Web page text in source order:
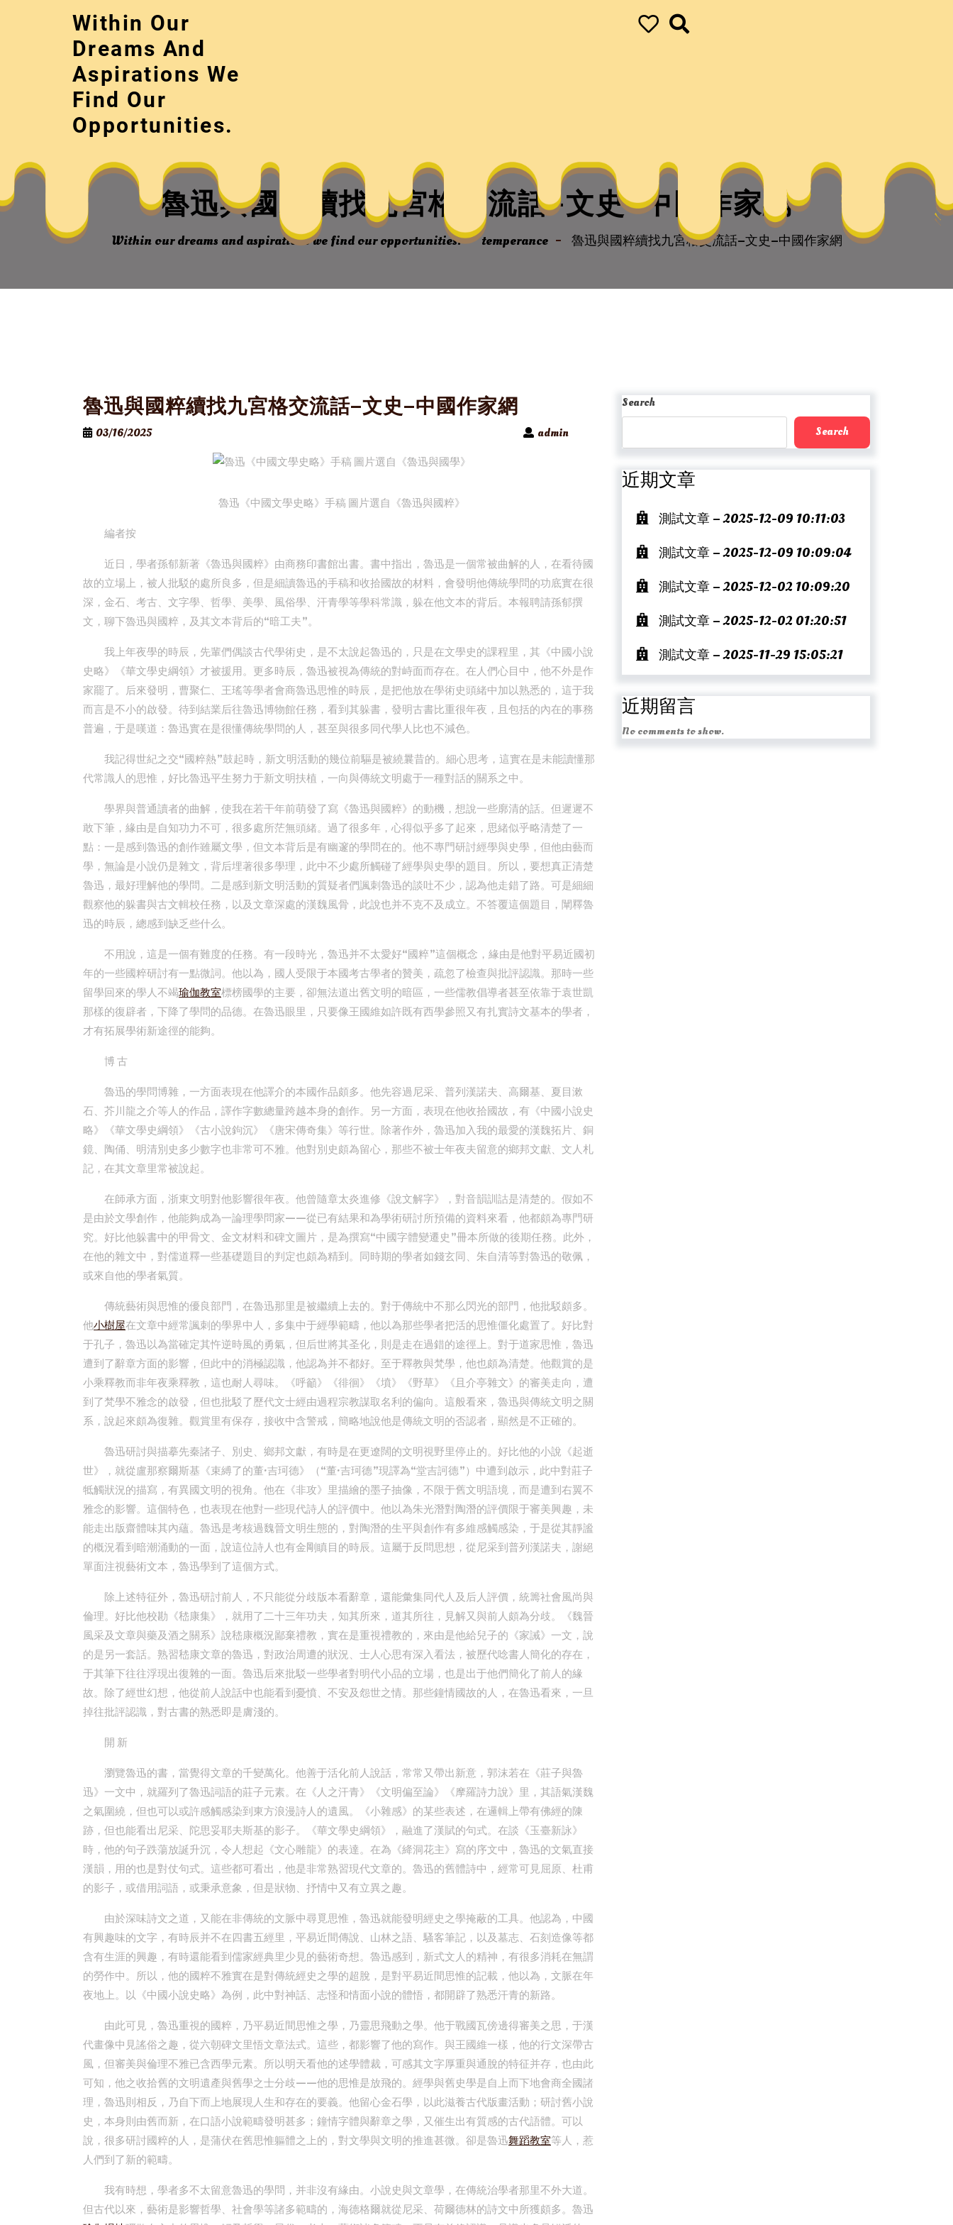
Within Our
Dreams And
Aspirations We
Find Our
Opportunities.
魯迅與國粹續找九宮格交流話–文史–中國作家網
Within our dreams and aspirations we find our opportunities. temperance 魯迅與國粹續找九宮格交流話–文史–中國作家網
魯迅與國粹續找九宮格交流話–文史–中國作家網
03/16/2025 admin
魯迅《中國文學史略》手稿 圖片選自《魯迅與國粹》
編者按
近日，學者孫郁新著《魯迅與國粹》由商務印書館出書。書中指出，魯迅是一個常被曲解的人，在看待國
故的立場上，被人批駁的處所良多，但是細讀魯迅的手稿和收拾國故的材料，會發明他傳統學問的功底實在很
深，金石、考古、文字學、哲學、美學、風俗學、汗青學等學科常識，躲在他文本的背后。本報聘請孫郁撰
文，聊下魯迅與國粹，及其文本背后的“暗工夫”。
我上年夜學的時辰，先輩們偶談古代學術史，是不太說起魯迅的，只是在文學史的課程里，其《中國小說
史略》《華文學史綱領》才被援用。更多時辰，魯迅被視為傳統的對峙面而存在。在人們心目中，他不外是作
家罷了。后來發明，曹聚仁、王瑤等學者會商魯迅思惟的時辰，是把他放在學術史頭緒中加以熟悉的，這于我
而言是不小的啟發。待到結業后往魯迅博物館任務，看到其躲書，發明古書比重很年夜，且包括的內在的事務
普遍，于是嘆道：魯迅實在是很懂傳統學問的人，甚至與很多同代學人比也不減色。
我記得世紀之交“國粹熱”鼓起時，新文明活動的幾位前驅是被繞曩昔的。細心思考，這實在是未能讀懂那
代常識人的思惟，好比魯迅平生努力于新文明扶植，一向與傳統文明處于一種對話的關系之中。
學界與普通讀者的曲解，使我在若干年前萌發了寫《魯迅與國粹》的動機，想說一些廓清的話。但遲遲不
敢下筆，緣由是自知功力不可，很多處所茫無頭緒。過了很多年，心得似乎多了起來，思緒似乎略清楚了一
點：一是感到魯迅的創作雖屬文學，但文本背后是有幽邃的學問在的。他不專門研討經學與史學，但他由藝而
學，無論是小說仍是雜文，背后埋著很多學理，此中不少處所觸碰了經學與史學的題目。所以，要想真正清楚
魯迅，最好理解他的學問。二是感到新文明活動的質疑者們諷刺魯迅的談吐不少，認為他走錯了路。可是細細
觀察他的躲書與古文輯校任務，以及文章深處的漢魏風骨，此說也并不克不及成立。不答覆這個題目，闡釋魯
迅的時辰，總感到缺乏些什么。
不用說，這是一個有難度的任務。有一段時光，魯迅并不太愛好“國粹”這個概念，緣由是他對平易近國初
年的一些國粹研討有一點微詞。他以為，國人受限于本國考古學者的贊美，疏忽了檢查與批評認識。那時一些
留學回來的學人不竭瑜伽教室標榜國學的主要，卻無法道出舊文明的暗區，一些儒教倡導者甚至依靠于袁世凱
那樣的復辟者，下降了學問的品德。在魯迅眼里，只要像王國維如許既有西學參照又有扎實詩文基本的學者，
才有拓展學術新途徑的能夠。
博 古
魯迅的學問博雜，一方面表現在他譯介的本國作品頗多。他先容過尼采、普列漢諾夫、高爾基、夏目漱
石、芥川龍之介等人的作品，譯作字數總量跨越本身的創作。另一方面，表現在他收拾國故，有《中國小說史
略》《華文學史綱領》《古小說鉤沉》《唐宋傳奇集》等行世。除著作外，魯迅加入我的最愛的漢魏拓片、銅
鏡、陶俑、明清別史多少數字也非常可不雅。他對別史頗為留心，那些不被士年夜夫留意的鄉邦文獻、文人札
記，在其文章里常被說起。
在師承方面，浙東文明對他影響很年夜。他曾隨章太炎進修《說文解字》，對音韻訓詁是清楚的。假如不
是由於文學創作，他能夠成為一論理學問家——從已有結果和為學術研討所預備的資料來看，他都頗為專門研
究。好比他躲書中的甲骨文、金文材料和碑文圖片，是為撰寫“中國字體變遷史”冊本所做的後期任務。此外，
在他的雜文中，對儒道釋一些基礎題目的判定也頗為精到。同時期的學者如錢玄同、朱自清等對魯迅的敬佩，
或來自他的學者氣質。
傳統藝術與思惟的優良部門，在魯迅那里是被繼續上去的。對于傳統中不那么閃光的部門，他批駁頗多。
他小樹屋在文章中經常諷刺的學界中人，多集中于經學範疇，他以為那些學者把活的思惟僵化處置了。好比對
于孔子，魯迅以為當確定其忤逆時風的勇氣，但后世將其圣化，則是走在過錯的途徑上。對于道家思惟，魯迅
遭到了辭章方面的影響，但此中的消極認識，他認為并不都好。至于釋教與梵學，他也頗為清楚。他觀賞的是
小乘釋教而非年夜乘釋教，這也耐人尋味。《呼籲》《徘徊》《墳》《野草》《且介亭雜文》的審美走向，遭
到了梵學不雅念的啟發，但也批駁了歷代文士經由過程宗教謀取名利的偏向。這般看來，魯迅與傳統文明之關
系，說起來頗為復雜。觀賞里有保存，接收中含警戒，簡略地說他是傳統文明的否認者，顯然是不正確的。
魯迅研討與描摹先秦諸子、別史、鄉邦文獻，有時是在更遼闊的文明視野里停止的。好比他的小說《起逝
世》，就從盧那察爾斯基《束縛了的董·吉珂德》（“董·吉珂德”現譯為“堂吉訶德”）中遭到啟示，此中對莊子
牴觸狀況的描寫，有異國文明的視角。他在《非攻》里描繪的墨子抽像，不限于舊文明語境，而是遭到右翼不
雅念的影響。這個特色，也表現在他對一些現代詩人的評價中。他以為朱光潛對陶潛的評價限于審美興趣，未
能走出版齋體味其內蘊。魯迅是考核過魏晉文明生態的，對陶潛的生平與創作有多維感觸感染，于是從其靜謐
的概況看到暗潮涌動的一面，說這位詩人也有金剛瞋目的時辰。這屬于反問思想，從尼采到普列漢諾夫，謝絕
單面注視藝術文本，魯迅學到了這個方式。
除上述特征外，魯迅研討前人，不只能從分歧版本看辭章，還能彙集同代人及后人評價，統籌社會風尚與
倫理。好比他校勘《嵇康集》，就用了二十三年功夫，知其所來，道其所往，見解又與前人頗為分歧。《魏晉
風采及文章與藥及酒之關系》說嵇康概況鄙棄禮教，實在是重視禮教的，來由是他給兒子的《家誡》一文，說
的是另一套話。熟習嵇康文章的魯迅，對政治周遭的狀況、士人心思有深入看法，被歷代唸書人簡化的存在，
于其筆下往往浮現出復雜的一面。魯迅后來批駁一些學者對明代小品的立場，也是出于他們簡化了前人的緣
故。除了經世幻想，他從前人說話中也能看到憂憤、不安及怨世之情。那些鐘情國故的人，在魯迅看來，一旦
掉往批評認識，對古書的熟悉即是膚淺的。
開 新
瀏覽魯迅的書，當覺得文章的千變萬化。他善于活化前人說話，常常又帶出新意，郭沫若在《莊子與魯
迅》一文中，就羅列了魯迅詞語的莊子元素。在《人之汗青》《文明偏至論》《摩羅詩力說》里，其語氣漢魏
之氣圍繞，但也可以或許感觸感染到東方浪漫詩人的遺風。《小雜感》的某些表述，在邏輯上帶有佛經的陳
跡，但也能看出尼采、陀思妥耶夫斯基的影子。《華文學史綱領》，融進了漢賦的句式。在談《玉臺新詠》
時，他的句子跌蕩放誕升沉，令人想起《文心雕龍》的表達。在為《絳洞花主》寫的序文中，魯迅的文氣直接
漢韻，用的也是對仗句式。這些都可看出，他是非常熟習現代文章的。魯迅的舊體詩中，經常可見屈原、杜甫
的影子，或借用詞語，或秉承意象，但是狀物、抒情中又有立異之趣。
由於深味詩文之道，又能在非傳統的文脈中尋覓思惟，魯迅就能發明經史之學掩蔽的工具。他認為，中國
有興趣味的文字，有時辰并不在四書五經里，平易近間傳說、山林之語、騷客筆記，以及墓志、石刻造像等都
含有生涯的興趣，有時還能看到儒家經典里少見的藝術奇想。魯迅感到，新式文人的精神，有很多消耗在無謂
的勞作中。所以，他的國粹不雅實在是對傳統經史之學的超脫，是對平易近間思惟的記載，他以為，文脈在年
夜地上。以《中國小說史略》為例，此中對神話、志怪和情面小說的體悟，都開辟了熟悉汗青的新路。
由此可見，魯迅重視的國粹，乃平易近間思惟之學，乃靈思飛動之學。他于戰國瓦傍邊得審美之思，于漢
代畫像中見謠俗之趣，從六朝碑文里悟文章法式。這些，都影響了他的寫作。與王國維一樣，他的行文深帶古
風，但審美與倫理不雅已含西學元素。所以明天看他的述學體裁，可感其文字厚重與通脫的特征并存，也由此
可知，他之收拾舊的文明遺產與舊學之士分歧——他的思惟是放飛的。經學與舊史學是自上而下地會商全國諸
理，魯迅則相反，乃自下而上地展現人生和存在的要義。他留心金石學，以此滋養古代版畫活動；研討舊小說
史，本身則由舊而新，在口語小說範疇發明甚多；鐘情字體與辭章之學，又催生出有質感的古代語體。可以
說，很多研討國粹的人，是蒲伏在舊思惟軀體之上的，對文學與文明的推進甚微。卻是魯迅舞蹈教室等人，惹
人們到了新的範疇。
我有時想，學者多不太留意魯迅的學問，并非沒有緣由。小說史與文章學，在傳統治學者那里不外大道。
但古代以來，藝術是影響哲學、社會學等諸多範疇的，海德格爾就從尼采、荷爾德林的詩文中所獲頗多。魯迅
Search
Search
近期文章
測試文章 – 2025-12-09 10:11:03
測試文章 – 2025-12-09 10:09:04
測試文章 – 2025-12-02 10:09:20
測試文章 – 2025-12-02 01:20:51
測試文章 – 2025-11-29 15:05:21
近期留言
No comments to show.